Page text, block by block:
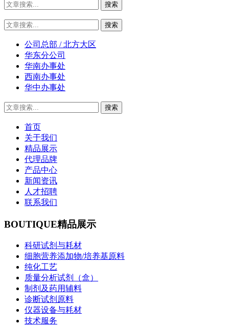
公司总部 / 北方大区
华东分公司
华南办事处
西南办事处
华中办事处
首页
关于我们
精品展示
代理品牌
产品中心
新闻资讯
人才招聘
联系我们
BOUTIQUE精品展示
科研试剂与耗材
细胞营养添加物/培养基原料
纯化工艺
质量分析试剂（盒）
制剂及药用辅料
诊断试剂原料
仪器设备与耗材
技术服务